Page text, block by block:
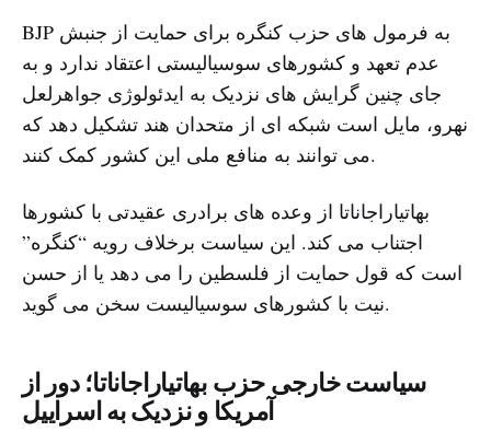
BJP به فرمول های حزب کنگره برای حمایت از جنبش
عدم تعهد و کشورهای سوسیالیستی اعتقاد ندارد و به
جای چنین گرایش های نزدیک به ایدئولوژی جواهرلعل
نهرو، مایل است شبکه ای از متحدان هند تشکیل دهد که
می توانند به منافع ملی این کشور کمک کنند.
بهاتیاراجاناتا از وعده های برادری عقیدتی با کشورها
اجتناب می کند. این سیاست برخلاف رویه “کنگره”
است که قول حمایت از فلسطین را می دهد یا از حسن
نیت با کشورهای سوسیالیست سخن می گوید.
سیاست خارجی حزب بهاتیاراجاناتا؛ دور از
آمریکا و نزدیک به اسراییل